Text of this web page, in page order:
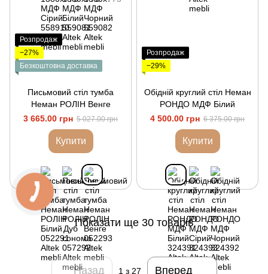
Розпродаж
−27%
Безкоштовна доставка
Письмовий стіл тумба
Неман РОЛІН Венге
3 665.00 грн 5 027.00 грн
Купити
Розпродаж
−29%
Обідній круглий стіл Неман
РОНДО МДФ Білий
4 500.00 грн 6 375.00 грн
Купити
Показати ще 30 товарів
Назад 1 з 27 Вперед